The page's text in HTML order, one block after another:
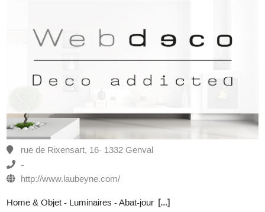
rue de Rixensart, 16- 1332 Genval
-
http://www.laubeyne.com/
Home & Objet - Luminaires - Abat-jour [...]